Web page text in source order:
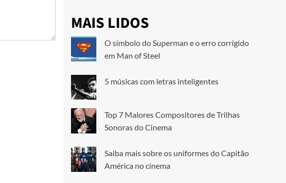
MAIS LIDOS
O símbolo do Superman e o erro corrigido
em Man of Steel
5 músicas com letras inteligentes
Top 7 Maiores Compositores de Trilhas
Sonoras do Cinema
Saiba mais sobre os uniformes do Capitão
América no cinema